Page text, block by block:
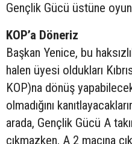
Gençlik Gücü üstüne
KOP’a Döneriz
Başkan Yenice, bu
halen üyesi oldukları
KOP)na dönüş
olmadığını
arada, Gençlik Gücü A
çıkmazken, A 2 maçına